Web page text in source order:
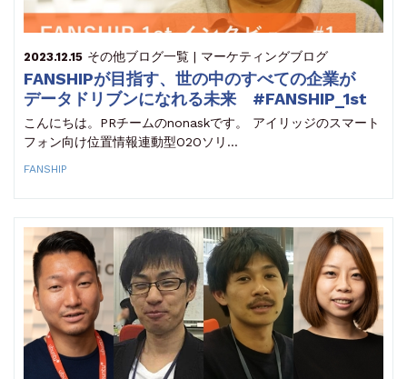
2023.12.15 その他ブログ一覧 | マーケティングブログ
FANSHIPが目指す、世の中のすべての企業が
データドリブンになれる未来 #FANSHIP_1st
こんにちは。PRチームのnonaskです。 アイリッジのスマート
フォン向け位置情報連動型O2Oソリ…
FANSHIP